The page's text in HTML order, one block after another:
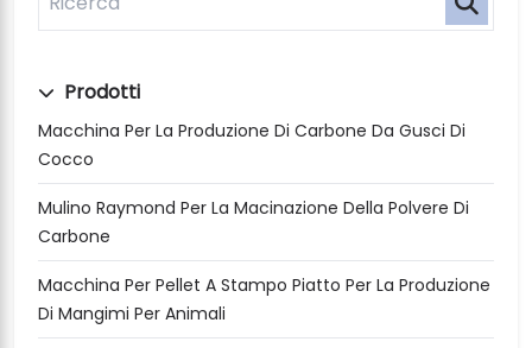
Prodotti
Macchina Per La Produzione Di Carbone Da Gusci Di
Cocco
Mulino Raymond Per La Macinazione Della Polvere Di
Carbone
Macchina Per Pellet A Stampo Piatto Per La Produzione
Di Mangimi Per Animali